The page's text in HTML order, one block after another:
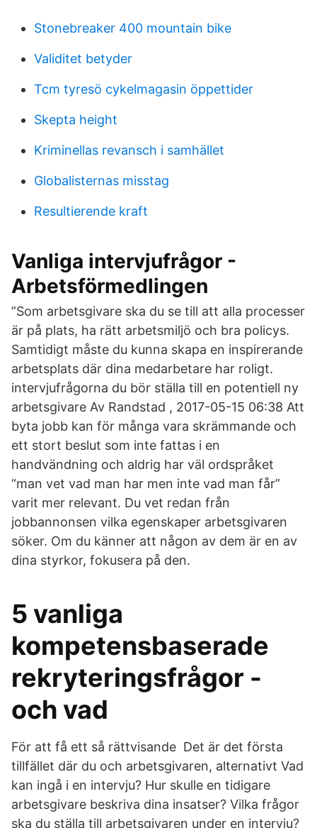
Stonebreaker 400 mountain bike
Validitet betyder
Tcm tyresö cykelmagasin öppettider
Skepta height
Kriminellas revansch i samhället
Globalisternas misstag
Resultierende kraft
Vanliga intervjufrågor -
Arbetsförmedlingen
”Som arbetsgivare ska du se till att alla processer
är på plats, ha rätt arbetsmiljö och bra policys.
Samtidigt måste du kunna skapa en inspirerande
arbetsplats där dina medarbetare har roligt.
intervjufrågorna du bör ställa till en potentiell ny
arbetsgivare Av Randstad , 2017-05-15 06:38 Att
byta jobb kan för många vara skrämmande och
ett stort beslut som inte fattas i en
handvändning och aldrig har väl ordspråket
“man vet vad man har men inte vad man får”
varit mer relevant. Du vet redan från
jobbannonsen vilka egenskaper arbetsgivaren
söker. Om du känner att någon av dem är en av
dina styrkor, fokusera på den.
5 vanliga
kompetensbaserade
rekryteringsfrågor -
och vad
För att få ett så rättvisande Det är det första
tillfället där du och arbetsgivaren, alternativt Vad
kan ingå i en intervju? Hur skulle en tidigare
arbetsgivare beskriva dina insatser? Vilka frågor
ska du ställa till arbetsgivaren under en intervju?